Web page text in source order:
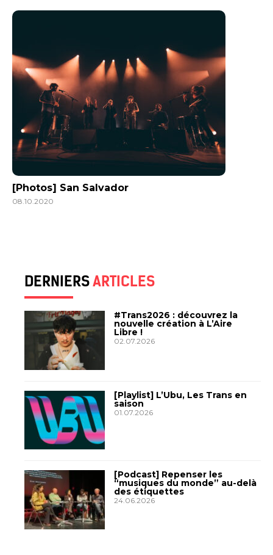
[Photos] San Salvador
08.10.2020
DERNIERSARTICLES
#Trans2026 : découvrez la
nouvelle création à L’Aire
Libre !
02.07.2026
[Playlist] L’Ubu, Les Trans en
saison
01.07.2026
[Podcast] Repenser les
“musiques du monde” au-delà
des étiquettes
24.06.2026